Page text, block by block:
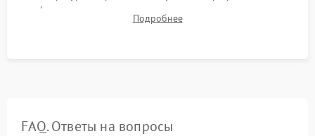
фокуса, контрастности и цветопередачи на тестовых
таблицах. Проверка работы всех видеовходов и кнопок
Подробнее
FAQ. Ответы на вопросы